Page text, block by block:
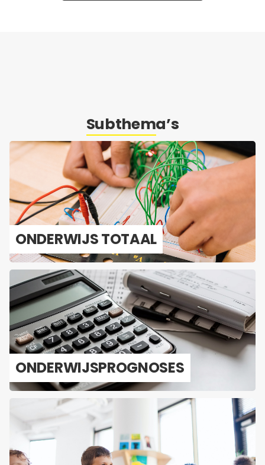
Subthema’s
ON­DER­WIJS TO­TAAL
ON­DER­WIJS­PROG­NO­SES